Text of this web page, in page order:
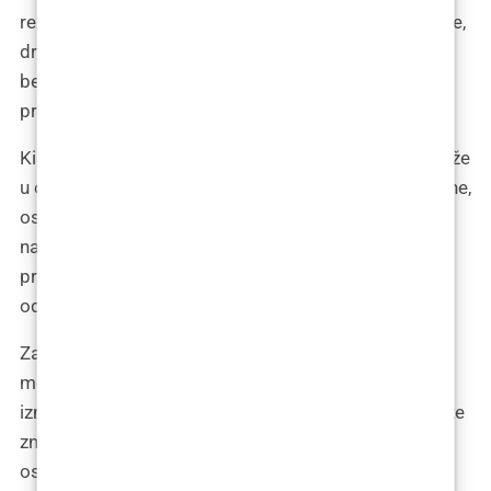
rezultate, idealne za one koji traže diskretne promjene,
druga, poput PMMA, nude dugotrajnije rješenje. No,
bez obzira na odabir, sigurnost pacijenta je naš
primarni cilj.“
Kisić također dodaje: „U Zagrebu se kontinuirano ulaže
u obrazovanje i treninge iz područja estetske medicine,
osiguravajući da naši stručnjaci budu upoznati s
najnovijim trendovima i tehnikama.“ Ovo pokazuje
predanost lokalne medicinske zajednice prema
održavanju visokog standarda usluge.
Zaključno, dr. Kisić naglašava: „Iako dermalna punila
mogu čuda učiniti za izgled lica, prava ljepota dolazi
iznutra. Međutim, malo pomoći s vanjske strane može
znatno poboljšati kvalitetu života i samopouzdanje
osobe.“